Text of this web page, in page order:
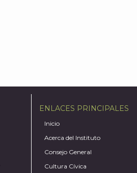
ENLACES PRINCIPALES
Inicio
Acerca del Instituto
Consejo General
Cultura Cívica